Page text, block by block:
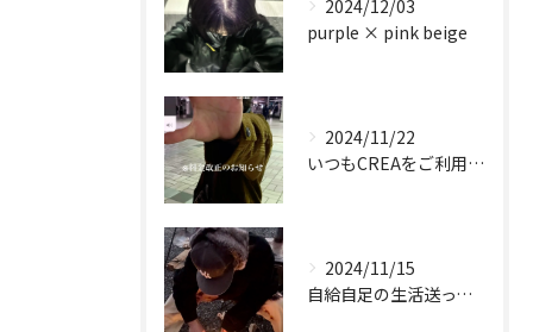
2024/12/03
purple × pink beige
2024/11/22
いつもCREAをご利用頂き誠に有難う御座います！
2024/11/15
自給自足の生活送ってます